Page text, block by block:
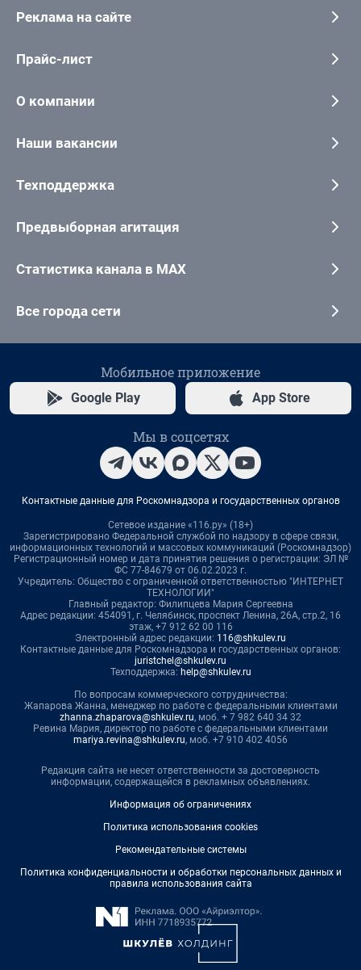
Реклама на сайте
Прайс-лист
О компании
Наши вакансии
Техподдержка
Предвыборная агитация
Статистика канала в MAX
Все города сети
Мобильное приложение
Google Play App Store
Мы в соцсетях
Контактные данные для Роскомнадзора и государственных органов
Сетевое издание «116.ру» (18+)
Зарегистрировано Федеральной службой по надзору в сфере связи,
информационных технологий и массовых коммуникаций (Роскомнадзор)
Регистрационный номер и дата принятия решения о регистрации: ЭЛ №
ФС 77-84679 от 06.02.2023 г.
Учредитель: Общество с ограниченной ответственностью "ИНТЕРНЕТ
ТЕХНОЛОГИИ"
Главный редактор: Филипцева Мария Сергеевна
Адрес редакции: 454091, г. Челябинск, проспект Ленина, 26А, стр.2, 16
этаж, +7 912 62 00 116
Электронный адрес редакции: 116@shkulev.ru
Контактные данные для Роскомнадзора и государственных органов:
juristchel@shkulev.ru
Техподдержка: help@shkulev.ru
По вопросам коммерческого сотрудничества:
Жапарова Жанна, менеджер по работе с федеральными клиентами
zhanna.zhaparova@shkulev.ru, моб. + 7 982 640 34 32
Ревина Мария, директор по работе с федеральными клиентами
mariya.revina@shkulev.ru, моб. +7 910 402 4056
Редакция сайта не несет ответственности за достоверность
информации, содержащейся в рекламных объявлениях.
Информация об ограничениях
Политика использования cookies
Рекомендательные системы
Политика конфиденциальности и обработки персональных данных и
правила использования сайта